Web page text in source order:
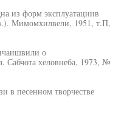
из форм эксплуатациив
Мимомхилвели, 1951, т.П,
о
Сабчота хеловнеба, 1973, №
в песенном творчестве